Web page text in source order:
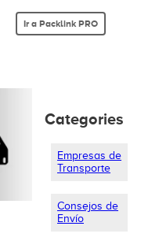
Ir a Packlink PRO
Categories
Empresas de
Transporte
Consejos de
Envío